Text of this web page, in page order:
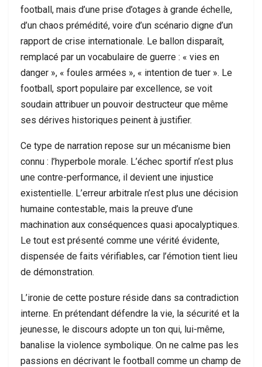
football, mais d’une prise d’otages à grande échelle,
d’un chaos prémédité, voire d’un scénario digne d’un
rapport de crise internationale. Le ballon disparaît,
remplacé par un vocabulaire de guerre : « vies en
danger », « foules armées », « intention de tuer ». Le
football, sport populaire par excellence, se voit
soudain attribuer un pouvoir destructeur que même
ses dérives historiques peinent à justifier.
Ce type de narration repose sur un mécanisme bien
connu : l’hyperbole morale. L’échec sportif n’est plus
une contre-performance, il devient une injustice
existentielle. L’erreur arbitrale n’est plus une décision
humaine contestable, mais la preuve d’une
machination aux conséquences quasi apocalyptiques.
Le tout est présenté comme une vérité évidente,
dispensée de faits vérifiables, car l’émotion tient lieu
de démonstration.
L’ironie de cette posture réside dans sa contradiction
interne. En prétendant défendre la vie, la sécurité et la
jeunesse, le discours adopte un ton qui, lui-même,
banalise la violence symbolique. On ne calme pas les
passions en décrivant le football comme un champ de